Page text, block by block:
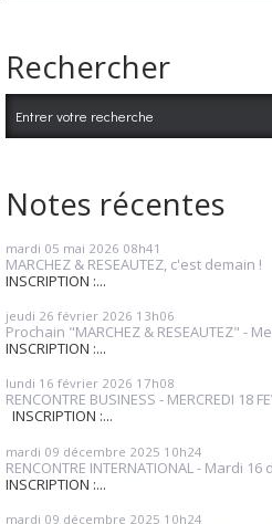
Rechercher
Notes récentes
mardi 05 mai 2026 08h41
MARCHEZ & RESEAUTEZ, c'est demain !
INSCRIPTION :...
jeudi 26 février 2026 13h06
Prochain "MARCHEZ & RESEAUTEZ" -
INSCRIPTION :...
lundi 16 février 2026 17h08
RENCONTRE BUSINESS - MERCREDI 18
INSCRIPTION :...
mardi 09 décembre 2025 10h24
RENCONTRE INTERNATIONAL - Mardi
INSCRIPTION :...
mardi 09 décembre 2025 10h24